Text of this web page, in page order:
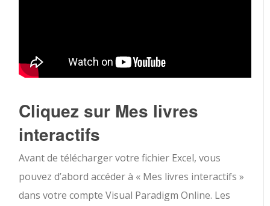
Cliquez sur Mes livres
interactifs
Avant de télécharger votre fichier Excel, vous
pouvez d’abord accéder à « Mes livres interactifs »
dans votre compte Visual Paradigm Online. Les